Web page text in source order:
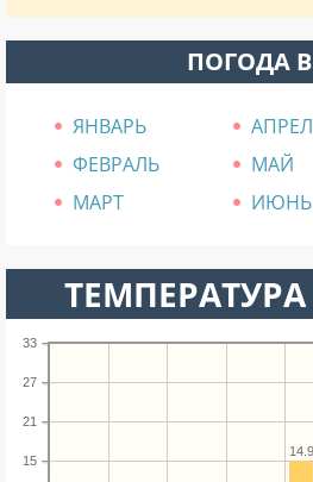
ПОГОДА
ЯНВАРЬ
ФЕВРАЛЬ
МАЙ
МАРТ
ИЮНЬ
15
21
27
33
14.9